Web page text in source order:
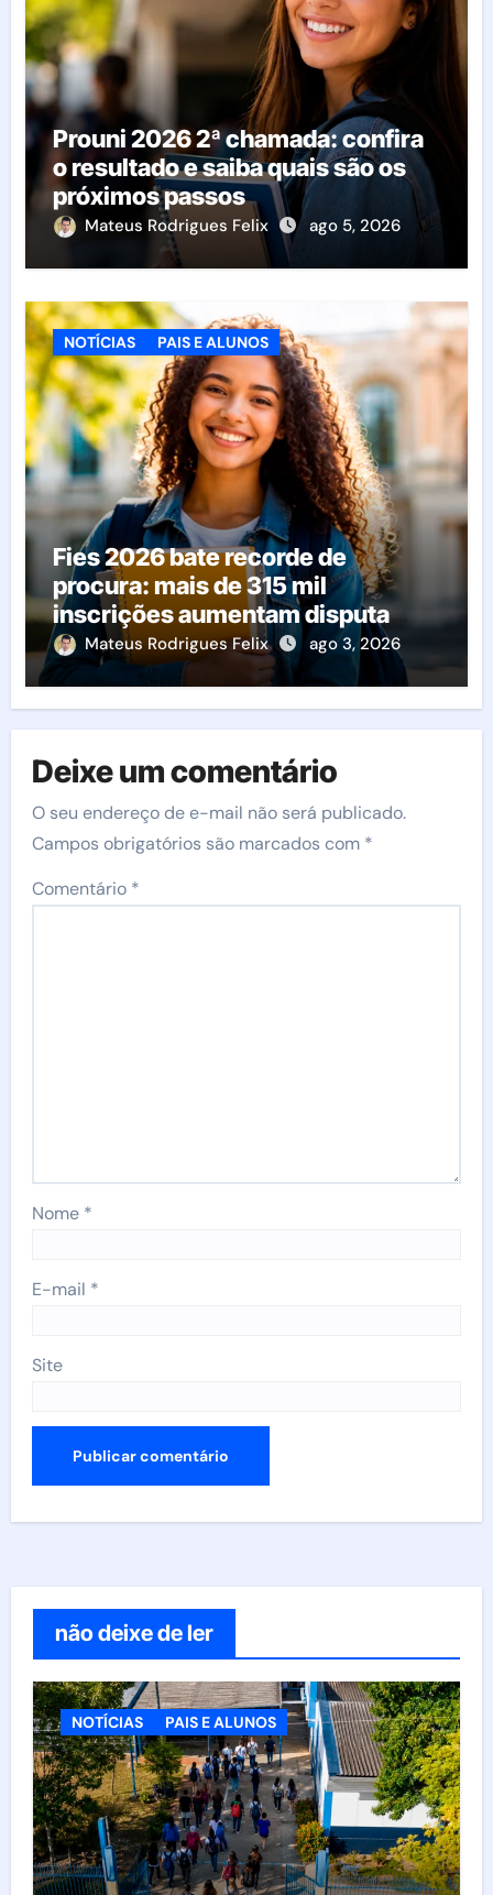
Prouni 2026 2ª chamada: confira
o resultado e saiba quais são os
próximos passos
Mateus Rodrigues Felix ago 5, 2026
NOTÍCIAS PAIS E ALUNOS
Fies 2026 bate recorde de
procura: mais de 315 mil
inscrições aumentam disputa
pelas vagas; veja o que acontece
agora
Mateus Rodrigues Felix ago 3, 2026
Deixe um comentário
O seu endereço de e-mail não será publicado.
Campos obrigatórios são marcados com *
Comentário *
Nome *
E-mail *
Site
não deixe de ler
NOTÍCIAS PAIS E ALUNOS